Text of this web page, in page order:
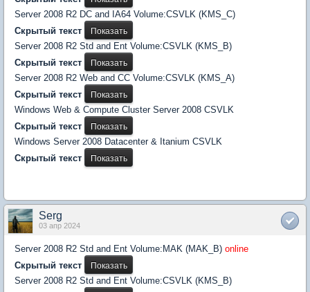
Server 2008 R2 DC and IA64 Volume:CSVLK (KMS_C)
Скрытый текст
Server 2008 R2 Std and Ent Volume:CSVLK (KMS_B)
Скрытый текст
Server 2008 R2 Web and CC Volume:CSVLK (KMS_A)
Скрытый текст
Windows Web & Compute Cluster Server 2008 CSVLK
Скрытый текст
Windows Server 2008 Datacenter & Itanium CSVLK
Скрытый текст
Serg
03 апр 2024
Server 2008 R2 Std and Ent Volume:MAK (MAK_B) online
Скрытый текст
Server 2008 R2 Std and Ent Volume:CSVLK (KMS_B)